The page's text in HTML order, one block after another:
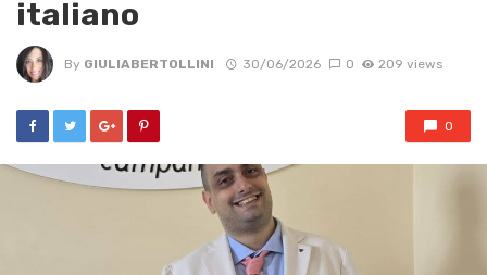
italiano
By GIULIABERTOLLINI 30/06/2026 0 209 views
0